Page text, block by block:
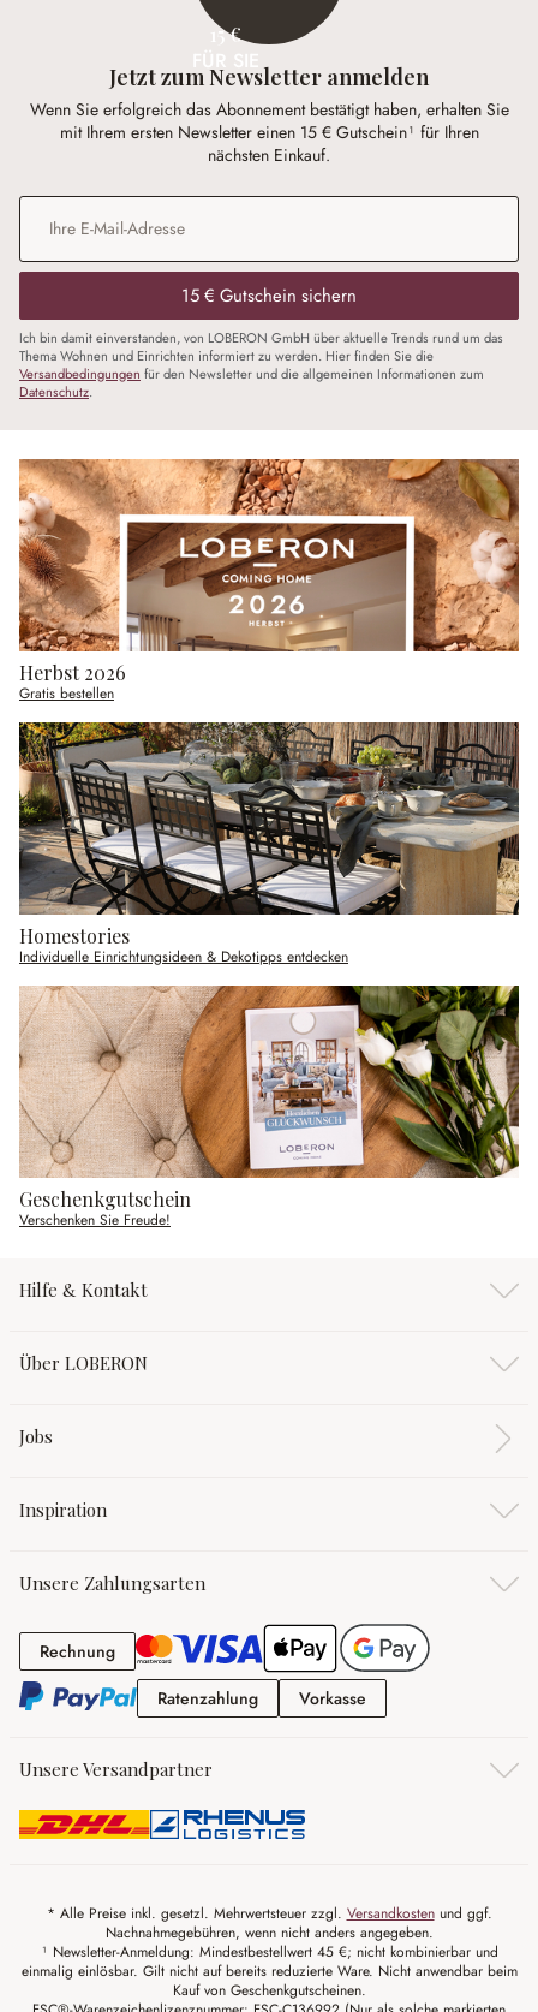
15 €
Jetzt zum Newsletter anmelden
Wenn Sie erfolgreich das Abonnement bestätigt haben, erhalten Sie
mit Ihrem ersten Newsletter einen 15 € Gutschein¹ für Ihren
nächsten Einkauf.
E-Mail-Adresse
15 € Gutschein sichern
Ich bin damit einverstanden, von LOBERON GmbH über aktuelle Trends rund um das
Thema Wohnen und Einrichten informiert zu werden. Hier finden Sie die
Versandbedingungen für den Newsletter und die allgemeinen Informationen zum
Datenschutz.
Herbst 2026
Gratis bestellen
Homestories
Individuelle Einrichtungsideen & Dekotipps entdecken
Geschenkgutschein
Verschenken Sie Freude!
Hilfe & Kontakt
Über LOBERON
Jobs
Inspiration
Unsere Zahlungsarten
RechnungRechnung
RatenzahlungRatenzahlung
Vorkasse
Unsere Versandpartner
* Alle Preise inkl. gesetzl. Mehrwertsteuer zzgl. Versandkostenund ggf.
Nachnahmegebühren, wenn nicht anders angegeben.
¹ Newsletter-Anmeldung: Mindestbestellwert 45 €; nicht kombinierbar und
einmalig einlösbar. Gilt nicht auf bereits reduzierte Ware. Nicht anwendbar beim
Kauf von Geschenkgutscheinen.